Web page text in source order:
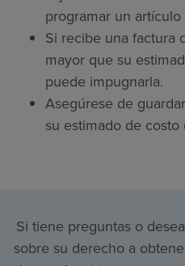
programar un
Si recibe una factura
mayor que su
puede impugnarla.
Asegúrese de
su estimado de costo
Si tiene preguntas o
sobre su derecho a